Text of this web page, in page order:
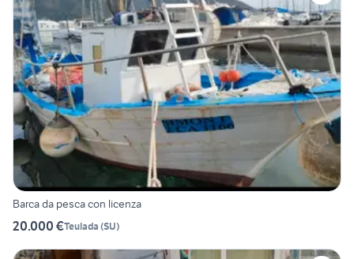
Barca da pesca con licenza
20.000 €Teulada (SU)